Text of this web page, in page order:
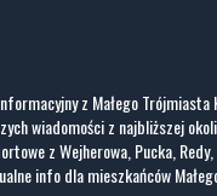
z Małego Trójmiasta
wiadomości z najbliższej
z Wejherowa, Pucka, Redy,
info dla mieszkańców